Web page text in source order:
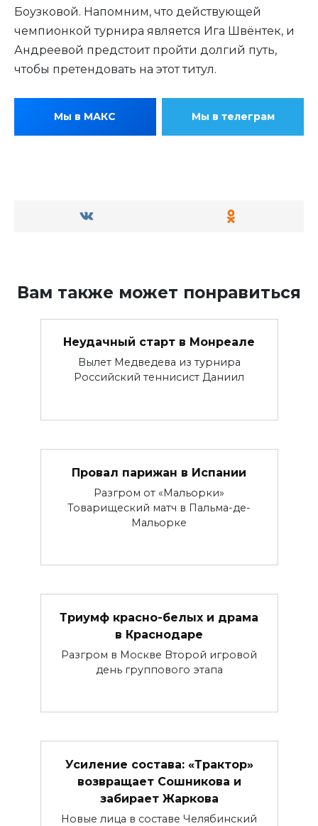
Боузковой. Напомним, что действующей
чемпионкой турнира является Ига Швёнтек, и
Андреевой предстоит пройти долгий путь,
чтобы претендовать на этот титул.
Мы в МАКС Мы в телеграм
Вам также может понравиться
Неудачный старт в Монреале
Вылет Медведева из турнира
Российский теннисист Даниил
Провал парижан в Испании
Разгром от «Мальорки»
Товарищеский матч в Пальма-де-
Мальорке
Триумф красно-белых и драма
в Краснодаре
Разгром в Москве Второй игровой
день группового этапа
Усиление состава: «Трактор»
возвращает Сошникова и
забирает Жаркова
Новые лица в составе Челябинский